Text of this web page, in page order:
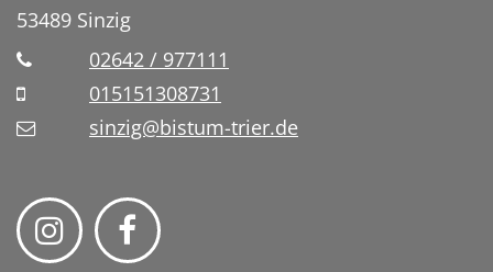
53489 Sinzig
02642 / 977111
015151308731
sinzig@bistum-trier.de